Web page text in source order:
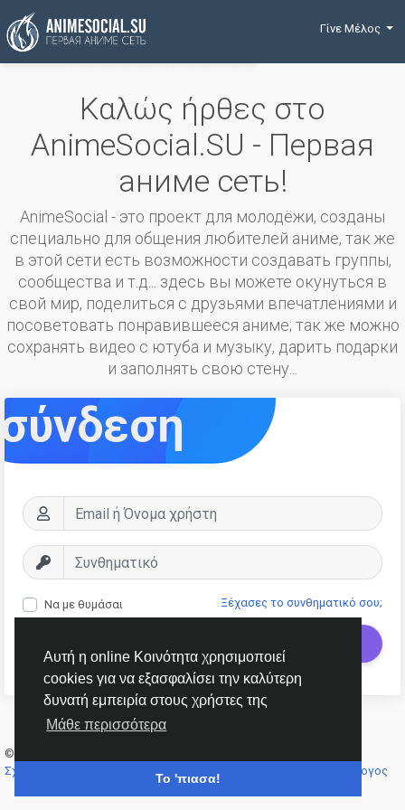
Αυτή η online Κοινότητα χρησιμοποιεί
cookies για να εξασφαλίσει την καλύτερη
δυνατή εμπειρία στους χρήστες της
Μάθε περισσότερα
Το 'πιασα!
Χρηματοδότηση
Γίνε Μέλος
Καλώς ήρθες στο
AnimeSocial.SU - Первая
аниме сеть!
AnimeSocial - это проект для молодёжи, созданы
специально для общения любителей аниме, так же
в этой сети есть возможности создавать группы,
сообщества и т.д... здесь вы можете окунуться в
свой мир, поделиться с друзьями впечатлениями и
посоветовать понравившееся аниме; так же можно
сохранять видео с ютуба и музыку, дарить подарки
и заполнять свою стену...
σύνδεση
Να με θυμάσαι Ξέχασες το συνθηματικό σου;
© 2026 AnimeSocial.SU - Первая аниме сеть!
Σχετικά
Ιδιωτικότητα Επικοινώνησε μαζί μας Κατάλογος